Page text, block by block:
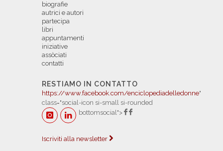
biografie
autrici e autori
partecipa
libri
appuntamenti
iniziative
assòciati
contatti
RESTIAMO IN CONTATTO
https://www.facebook.com/enciclopediadelledonne"
class="social-icon si-small si-rounded
bottomsocial">
Iscriviti alla newsletter